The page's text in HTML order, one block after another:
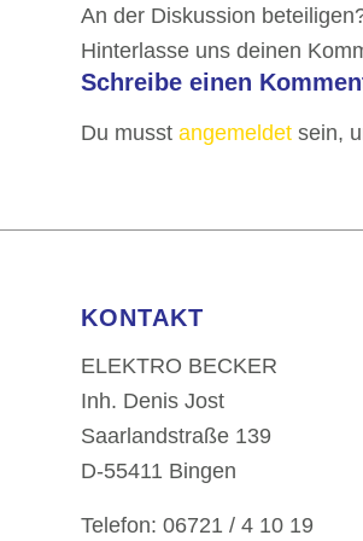
An der Diskussion
Hinterlasse uns deinen
Schreibe einen
Du musst angemeldet sein,
KONTAKT
ELEKTRO BECKER
Inh. Denis Jost
Saarlandstraße 139
D-55411 Bingen
Telefon: 06721 / 4 10 19